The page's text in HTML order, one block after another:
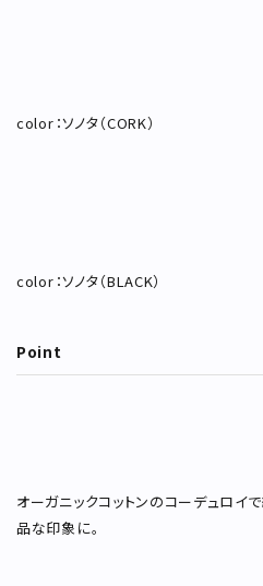
color：ソノタ（CORK）
color：ソノタ（BLACK）
Point
オーガニックコットンのコーデュロイ
品な印象に。